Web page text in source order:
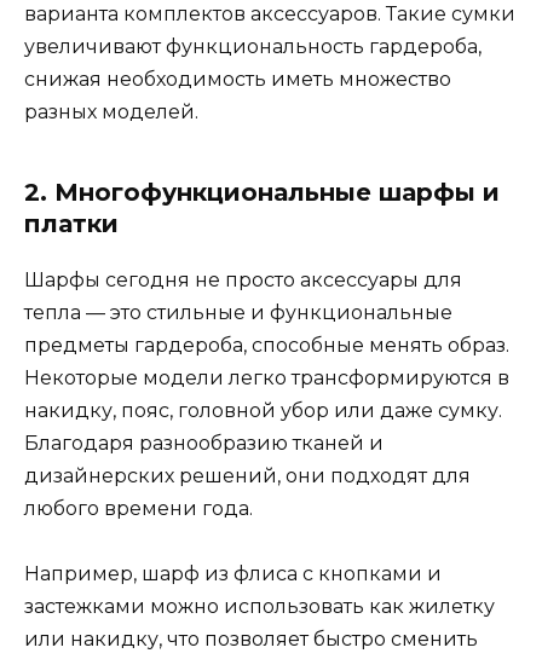
варианта комплектов аксессуаров. Такие сумки
увеличивают функциональность гардероба,
снижая необходимость иметь множество
разных моделей.
2. Многофункциональные шарфы и
платки
Шарфы сегодня не просто аксессуары для
тепла — это стильные и функциональные
предметы гардероба, способные менять образ.
Некоторые модели легко трансформируются в
накидку, пояс, головной убор или даже сумку.
Благодаря разнообразию тканей и
дизайнерских решений, они подходят для
любого времени года.
Например, шарф из флиса с кнопками и
застежками можно использовать как жилетку
или накидку, что позволяет быстро сменить